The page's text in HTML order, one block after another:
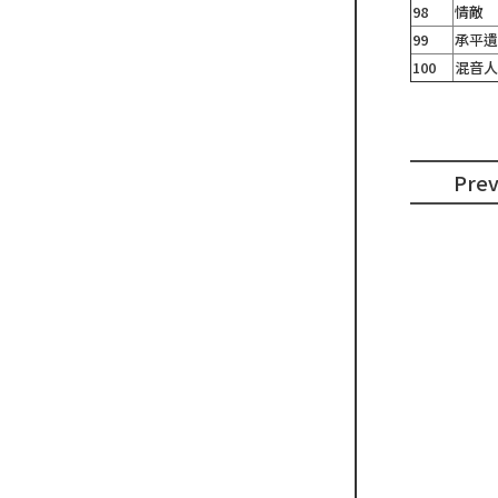
98
情敵
99
承平
100
混音
Prev